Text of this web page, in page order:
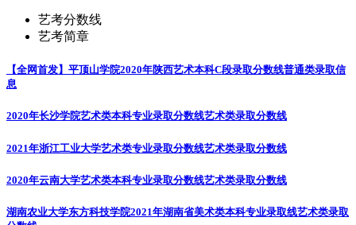
艺考分数线
艺考简章
【全网首发】平顶山学院2020年陕西艺术本科C段录取分数线普通类录取信
息
2020年长沙学院艺术类本科专业录取分数线艺术类录取分数线
2021年浙江工业大学艺术类专业录取分数线艺术类录取分数线
2020年云南大学艺术类本科专业录取分数线艺术类录取分数线
湖南农业大学东方科技学院2021年湖南省美术类本科专业录取线艺术类录取